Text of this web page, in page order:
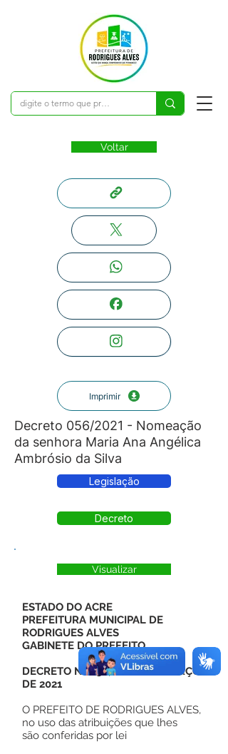
Voltar
Imprimir
Decreto 056/2021 - Nomeação
da senhora Maria Ana Angélica
Ambrósio da Silva
Legislação
Decreto
Visualizar
ESTADO DO ACRE
PREFEITURA MUNICIPAL DE
RODRIGUES ALVES
GABINETE DO PREFEITO
DECRETO Nº 056, DE 01 DE MARÇO
DE 2021
O PREFEITO DE RODRIGUES ALVES,
no uso das atribuições que lhes
são conferidas por lei